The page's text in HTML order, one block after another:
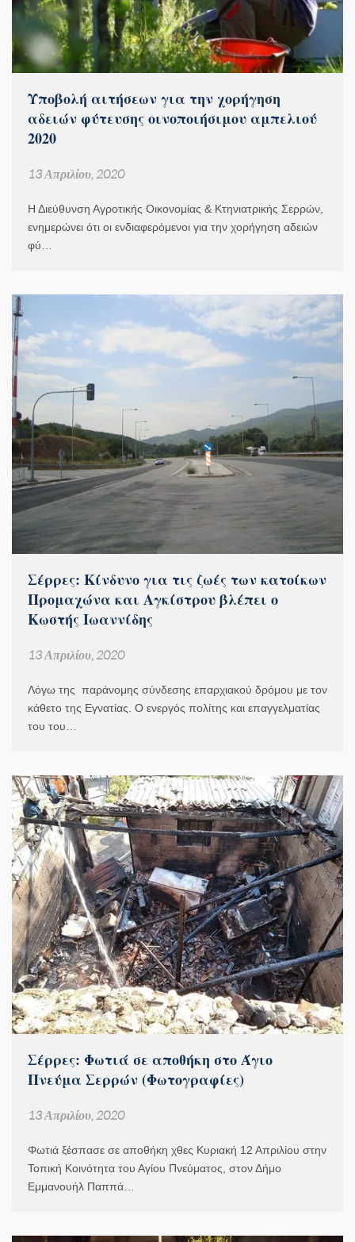
Υποβολή αιτήσεων για την χορήγηση
αδειών φύτευσης οινοποιήσιμου αμπελιού
2020
13 Απριλίου, 2020
Η Διεύθυνση Αγροτικής Οικονομίας & Κτηνιατρικής Σερρών,
ενημερώνει ότι οι ενδιαφερόμενοι για την χορήγηση αδειών
φύ…
Σέρρες: Κίνδυνο για τις ζωές των κατοίκων
Προμαχώνα και Αγκίστρου βλέπει ο
Κωστής Ιωαννίδης
13 Απριλίου, 2020
Λόγω της παράνομης σύνδεσης επαρχιακού δρόμου με τον
κάθετο της Εγνατίας. O ενεργός πολίτης και επαγγελματίας
του του…
Σέρρες: Φωτιά σε αποθήκη στο Άγιο
Πνεύμα Σερρών (Φωτογραφίες)
13 Απριλίου, 2020
Φωτιά ξέσπασε σε αποθήκη χθες Κυριακή 12 Απριλίου στην
Τοπική Κοινότητα του Αγίου Πνεύματος, στον Δήμο
Εμμανουήλ Παππά…